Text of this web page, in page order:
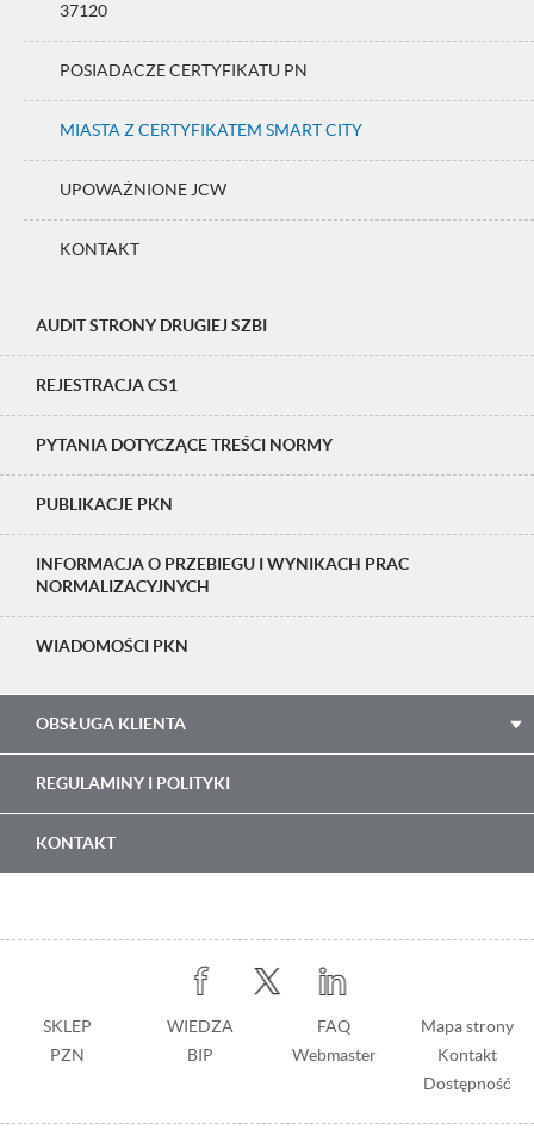
37120
POSIADACZE CERTYFIKATU PN
MIASTA Z CERTYFIKATEM SMART CITY
UPOWAŻNIONE JCW
KONTAKT
AUDIT STRONY DRUGIEJ SZBI
REJESTRACJA CS1
PYTANIA DOTYCZĄCE TREŚCI NORMY
PUBLIKACJE PKN
INFORMACJA O PRZEBIEGU I WYNIKACH PRAC
NORMALIZACYJNYCH
WIADOMOŚCI PKN
OBSŁUGA KLIENTA
REGULAMINY I POLITYKI
KONTAKT
StopkaSKLEP
WIEDZA
PZN
BIP
Mapa strony
FAQ
Kontakt
Webmaster
Dostępność